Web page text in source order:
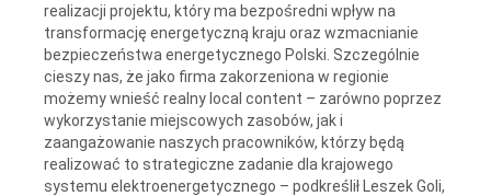
realizacji projektu, który ma bezpośredni wpływ na
transformację energetyczną kraju oraz wzmacnianie
bezpieczeństwa energetycznego Polski. Szczególnie
cieszy nas, że jako firma zakorzeniona w regionie
możemy wnieść realny local content – zarówno poprzez
wykorzystanie miejscowych zasobów, jak i
zaangażowanie naszych pracowników, którzy będą
realizować to strategiczne zadanie dla krajowego
systemu elektroenergetycznego – podkreślił Leszek Goli,